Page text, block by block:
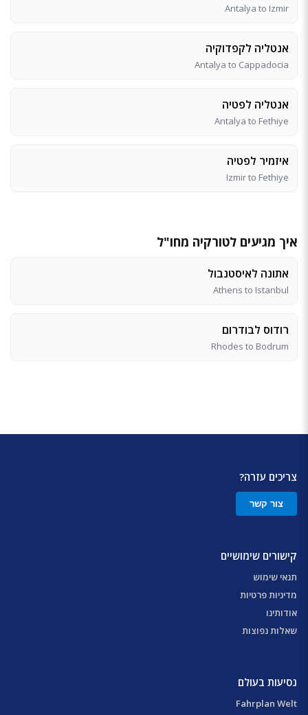
Antalya to Izmir
אנטליה לקפדוקיה
Antalya to Cappadocia
אנטליה לפטיה
Antalya to Fethiye
איזמיר לפטיה
Izmir to Fethiye
איך מגיעים לטורקיה מחו"ל
אתונה לאיסטנבול
Athens to Istanbul
רודוס לבודרום
Rhodes to Bodrum
צריכים עזרה?
צור קשר
קישורים שימושיים
תנאי שימוש
מדיניות פרטיות
אודותינו
שאלות נפוצות
נסיעות בעולם
Fahrplan Welt